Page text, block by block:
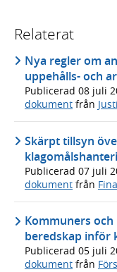
Relaterat
Nya regler om
uppehålls- och
Publicerad 08 juli
dokument från
Skärpt tillsyn
Publicerad 07 juli
dokument från
Kommuners
beredskap inför
Publicerad 05 juli
dokument från